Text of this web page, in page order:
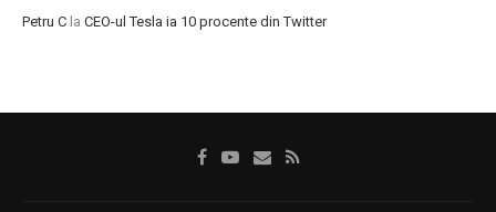
Petru C la CEO-ul Tesla ia 10 procente din Twitter